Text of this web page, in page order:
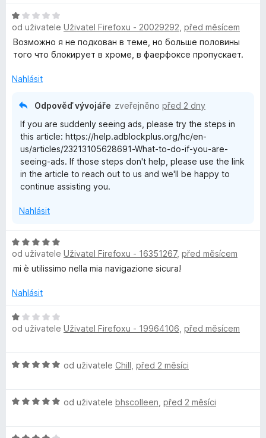
H
o
d
n
c
od uživatele Uživatel Firefoxu - 20029292 před měsícem
Возможно я не подкован в теме, но больше половины
того что блокирует в хроме, в фаерфоксе пропускает.
Nahlásit
Odpověď vývojáře zveřejněno před 2 dny
If you are suddenly seeing ads, please try the steps in
this article: https://help.adblockplus.org/hc/en-
us/articles/23213105628691-What-to-do-if-you-are-
seeing-ads. If those steps don't help, please use the link
in the article to reach out to us and we'll be happy to
continue assisting you.
Nahlásit
H
o
d
o
e
n
5
od uživatele Uživatel Firefoxu - 16351267, před měsícem
mi è utilissimo nella mia navigazione sicura!
Nahlásit
H
o
o
n
od uživatele Uživatel Firefoxu - 19964106 před měsícem
H
n
od uživatele Chill před 2 měsíci
H
od uživatele bhscolleen před 2 měsíci